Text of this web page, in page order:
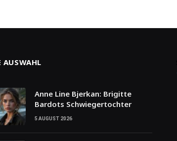
AUSWAHL
Anne Line Bjerkan: Brigitte
Bardots Schwiegertochter
5 AUGUST 2026